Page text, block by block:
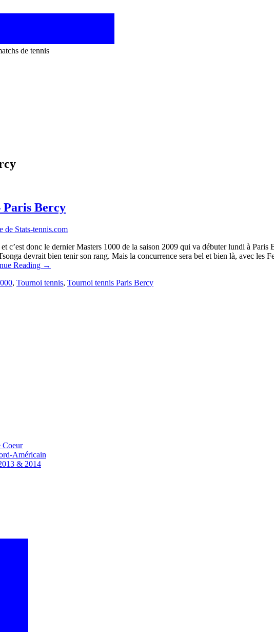
de tennis
Paris Bercy
de Stats-tennis.com
c’est donc le dernier Masters 1000 de la saison 2009 qui va débuter lundi à
devrait bien tenir son rang. Mais la concurrence sera bel et bien là, avec les
Reading →
, Tournoi tennis, Tournoi tennis Paris Bercy
Coeur
Américain
& 2014